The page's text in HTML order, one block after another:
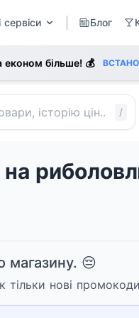
сервіси Блог
більше! 💰
/
магазину. 😔
нові